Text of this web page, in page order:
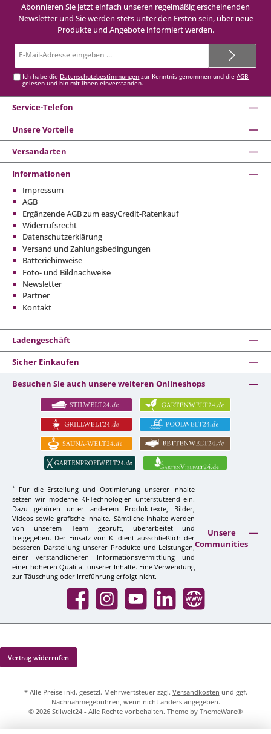
Abonnieren Sie jetzt einfach unseren regelmäßig erscheinenden
Newsletter und Sie werden stets unter den Ersten sein, über neue
Produkte und Angebote informiert werden.
Mail-
Ich habe die Datenschutzbestimmungen zur Kenntnis genommen und dieAGB
gelesen und bin mit ihnen einverstanden.
Service-Telefon
Unsere Vorteile
Versandarten
Informationen
Impressum
AGB
Ergänzende AGB zum easyCredit-Ratenkauf
Widerrufsrecht
Datenschutzerklärung
Versand und Zahlungsbedingungen
Batteriehinweise
Foto- und Bildnachweise
Newsletter
Partner
Kontakt
Ladengeschäft
Sicher Einkaufen
Besuchen Sie auch unsere weiteren Onlineshops
*
Für die Erstellung und Optimierung unserer Inhalte
setzen wir moderne KI-Technologien unterstützend ein.
Dazu gehören unter anderem Produkttexte, Bilder,
Videos sowie grafische Inhalte. Sämtliche Inhalte werden
von unserem Team geprüft, überarbeitet und
freigegeben. Der Einsatz von KI dient ausschließlich der
besseren Darstellung unserer Produkte und Leistungen,
einer verständlicheren Informationsvermittlung und
einer höheren Qualität unserer Inhalte. Eine Verwendung
zur Täuschung oder Irreführung erfolgt nicht.
Unsere
Communities
Facebook InstagramYouTube LinkedIn Website
Vertrag widerrufen
* Alle Preise inkl. gesetzl. Mehrwertsteuer zzgl. Versandkosten und ggf.
Nachnahmegebühren, wenn nicht anders angegeben.
© 2026 Stilwelt24 - Alle Rechte vorbehalten. Theme by ThemeWare®